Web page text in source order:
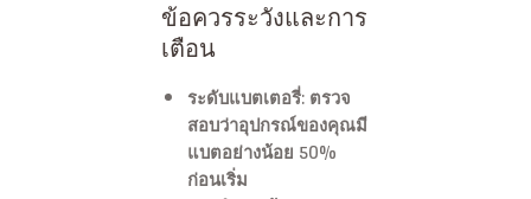
ข้อควรระวังและการ
เตือน
ระดับแบตเตอรี่: ตรวจ
สอบว่าอุปกรณ์ของคุณมี
แบตอย่างน้อย 50%
ก่อนเริ่ม